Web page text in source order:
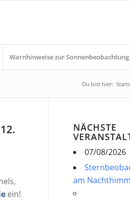
Warnhinweise zur Sonnenbeobachtung
Du bist hier:
ein!
NÄCHSTE
07/08/2026
am